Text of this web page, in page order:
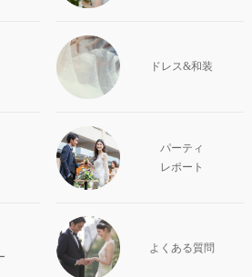
ドレス&和装
パーティ
レポート
よくある質問